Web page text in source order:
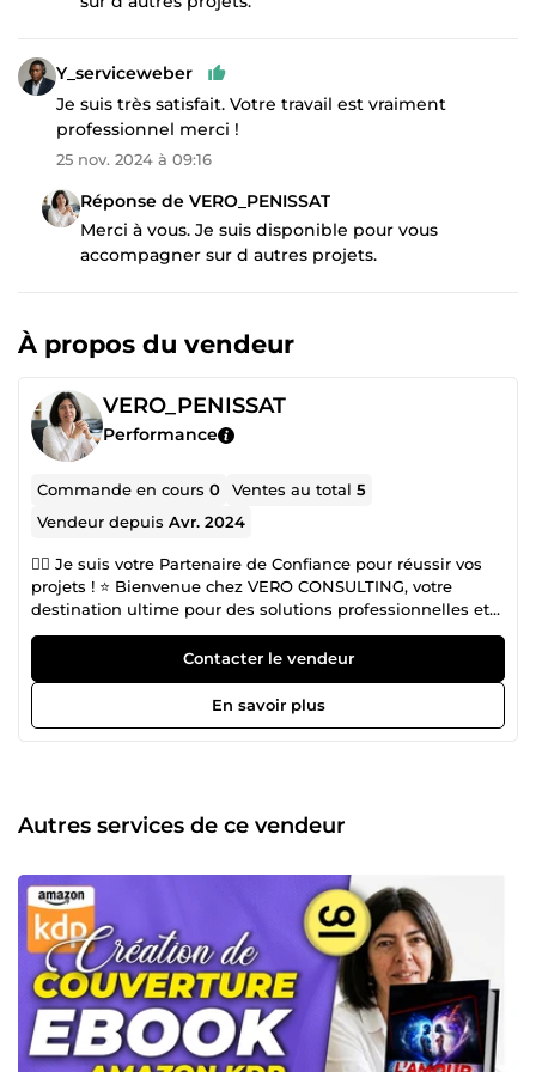
Y_serviceweber
Je suis très satisfait. Votre travail est vraiment
professionnel merci !
25 nov. 2024 à 09:16
Réponse de VERO_PENISSAT
Merci à vous. Je suis disponible pour vous
accompagner sur d autres projets.
À propos du vendeur
VERO_PENISSAT
Performance
Commande en cours0 Ventes au total5
Vendeur depuisAvr. 2024
🐱‍🏍 Je suis votre Partenaire de Confiance pour réussir vos
projets ! ⭐ Bienvenue chez VERO CONSULTING, votre
destination ultime pour des solutions professionnelles et
efficaces ! Avec 13 années d'expérience en tant
qu'assistante virtuelle administrative, je suis prête à vous
offrir un service de qualité supérieure dans plusieurs
domaines clés. ☪️ Spécialiste Amazon KDP : Je vais
transformer vos idées en succès tangibles sur la
sans Faille : Ne laissez plus les soucis de facturation vous
ralentir. Avec mes compétences pointues en facturation, je
permettant de vous concentrer sur l'essentiel. ✒️ Maîtrise
de la Rédaction : Que ce soit pour des ebooks captivants
ou des articles percutants, je suis là pour donner vie à vos
idées. Mon expertise en rédaction garantit un contenu de
qualité qui impressionnera vos lecteurs. ⌨️ Conception de
CV et Lettres de Motivation: Avec une vaste expérience
dans le domaine, je suis votre experte en création de CV et
lettres de motivation percutants. Faites briller votre
parcours professionnel avec des documents qui captent
Contacter le vendeur
En savoir plus
Autres services de ce vendeur